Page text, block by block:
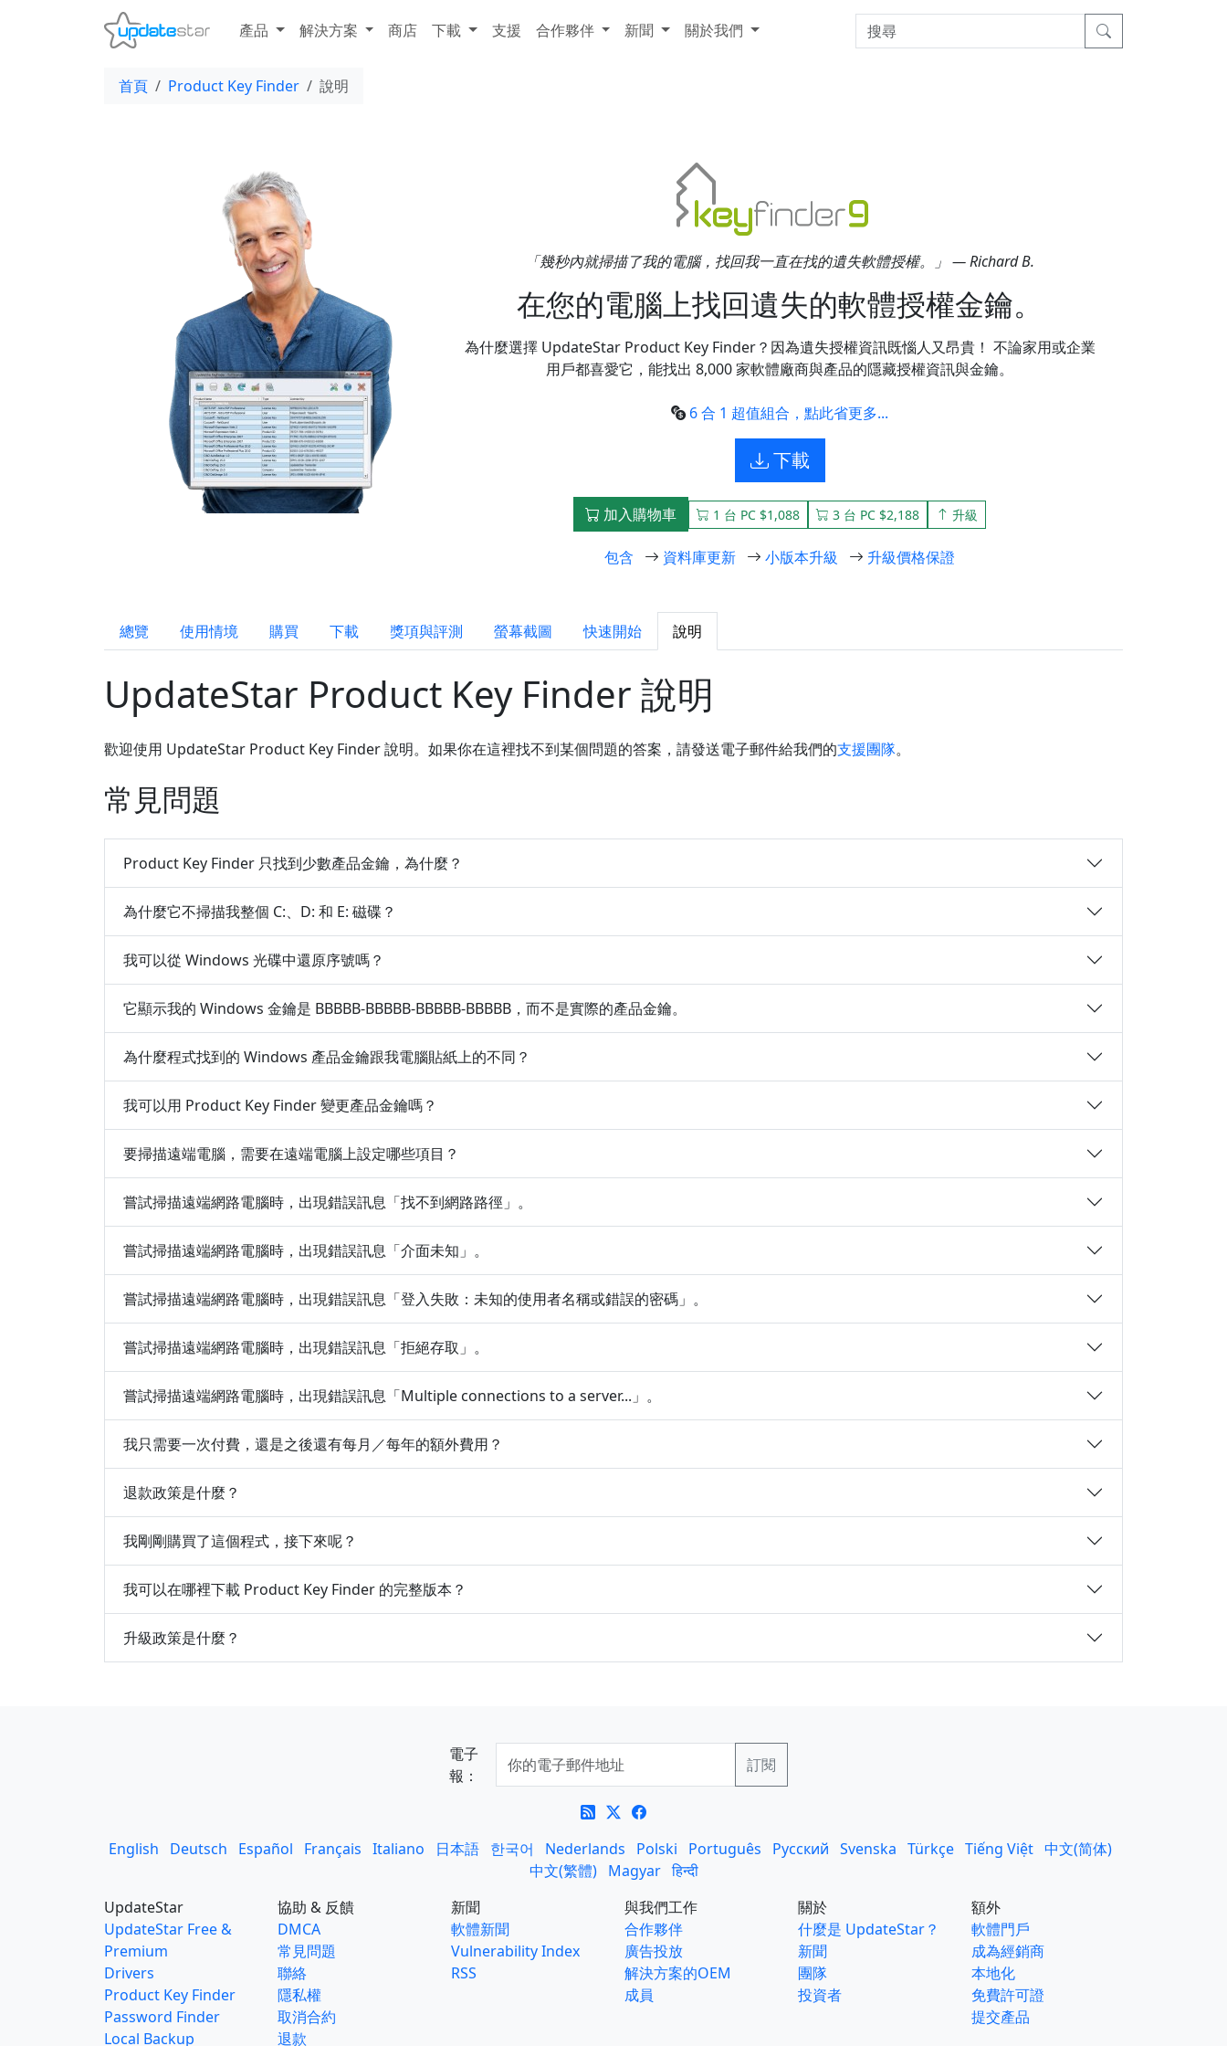
產品 解決方案 商店 下載 支援 合作夥伴 新聞 關於我們
首頁 Product Key Finder 說明
「幾秒內就掃描了我的電腦，找回我一直在找的遺失軟體授權。」 — Richard B.
在您的電腦上找回遺失的軟體授權金鑰。
為什麼選擇 UpdateStar Product Key Finder？因為遺失授權資訊既惱人又昂貴！ 不論家用或企業
用戶都喜愛它，能找出 8,000 家軟體廠商與產品的隱藏授權資訊與金鑰。
6 合 1 超值組合，點此省更多...
下載
加入購物車 1 台 PC $1,088 3 台 PC $2,188 升級
包含 資料庫更新 小版本升級 升級價格保證
總覽 使用情境 購買 下載 獎項與評測 螢幕截圖 快速開始 說明
UpdateStar Product Key Finder 說明
歡迎使用 UpdateStar Product Key Finder 說明。如果你在這裡找不到某個問題的答案，請發送電子郵件給我們的支援團隊。
常見問題
Product Key Finder 只找到少數產品金鑰，為什麼？
為什麼它不掃描我整個 C:、D: 和 E: 磁碟？
我可以從 Windows 光碟中還原序號嗎？
它顯示我的 Windows 金鑰是 BBBBB-BBBBB-BBBBB-BBBBB，而不是實際的產品金鑰。
為什麼程式找到的 Windows 產品金鑰跟我電腦貼紙上的不同？
我可以用 Product Key Finder 變更產品金鑰嗎？
要掃描遠端電腦，需要在遠端電腦上設定哪些項目？
嘗試掃描遠端網路電腦時，出現錯誤訊息「找不到網路路徑」。
嘗試掃描遠端網路電腦時，出現錯誤訊息「介面未知」。
嘗試掃描遠端網路電腦時，出現錯誤訊息「登入失敗：未知的使用者名稱或錯誤的密碼」。
嘗試掃描遠端網路電腦時，出現錯誤訊息「拒絕存取」。
嘗試掃描遠端網路電腦時，出現錯誤訊息「Multiple connections to a server...」。
我只需要一次付費，還是之後還有每月／每年的額外費用？
退款政策是什麼？
我剛剛購買了這個程式，接下來呢？
我可以在哪裡下載 Product Key Finder 的完整版本？
升級政策是什麼？
電子
報：
English Deutsch Español Français Italiano 日本語 한국어 Nederlands Polski Português Русский Svenska Türkçe Tiếng Việt 中文(简体)
中文(繁體)
Magyar हिन्दी
UpdateStar
UpdateStar Free &
Premium
Drivers
Product Key Finder
Password Finder
Local Backup
協助 & 反饋
DMCA
常見問題
聯絡
隱私權
取消合約
退款
新聞
軟體新聞
Vulnerability Index
RSS
與我們工作
合作夥伴
廣告投放
解決方案的OEM
成員
關於
什麼是 UpdateStar？
新聞
團隊
投資者
額外
軟體門戶
成為經銷商
本地化
免費許可證
提交產品